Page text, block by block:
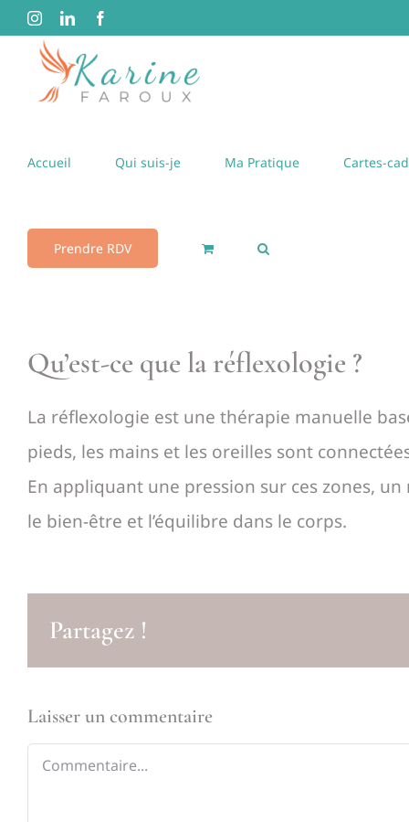
Passer
contenu
InstagramLinkedIn
Accueil Qui suis-je Ma Pratique Cartes-
Prendre RDV
Qu’est-ce que la réflexologie ?
La réflexologie est une thérapie manuelle
pieds, les mains et les oreilles sont
En appliquant une pression sur ces zones,
le bien-être et l’équilibre dans le corps.
Partagez !
Laisser un commentaire
Commentaire